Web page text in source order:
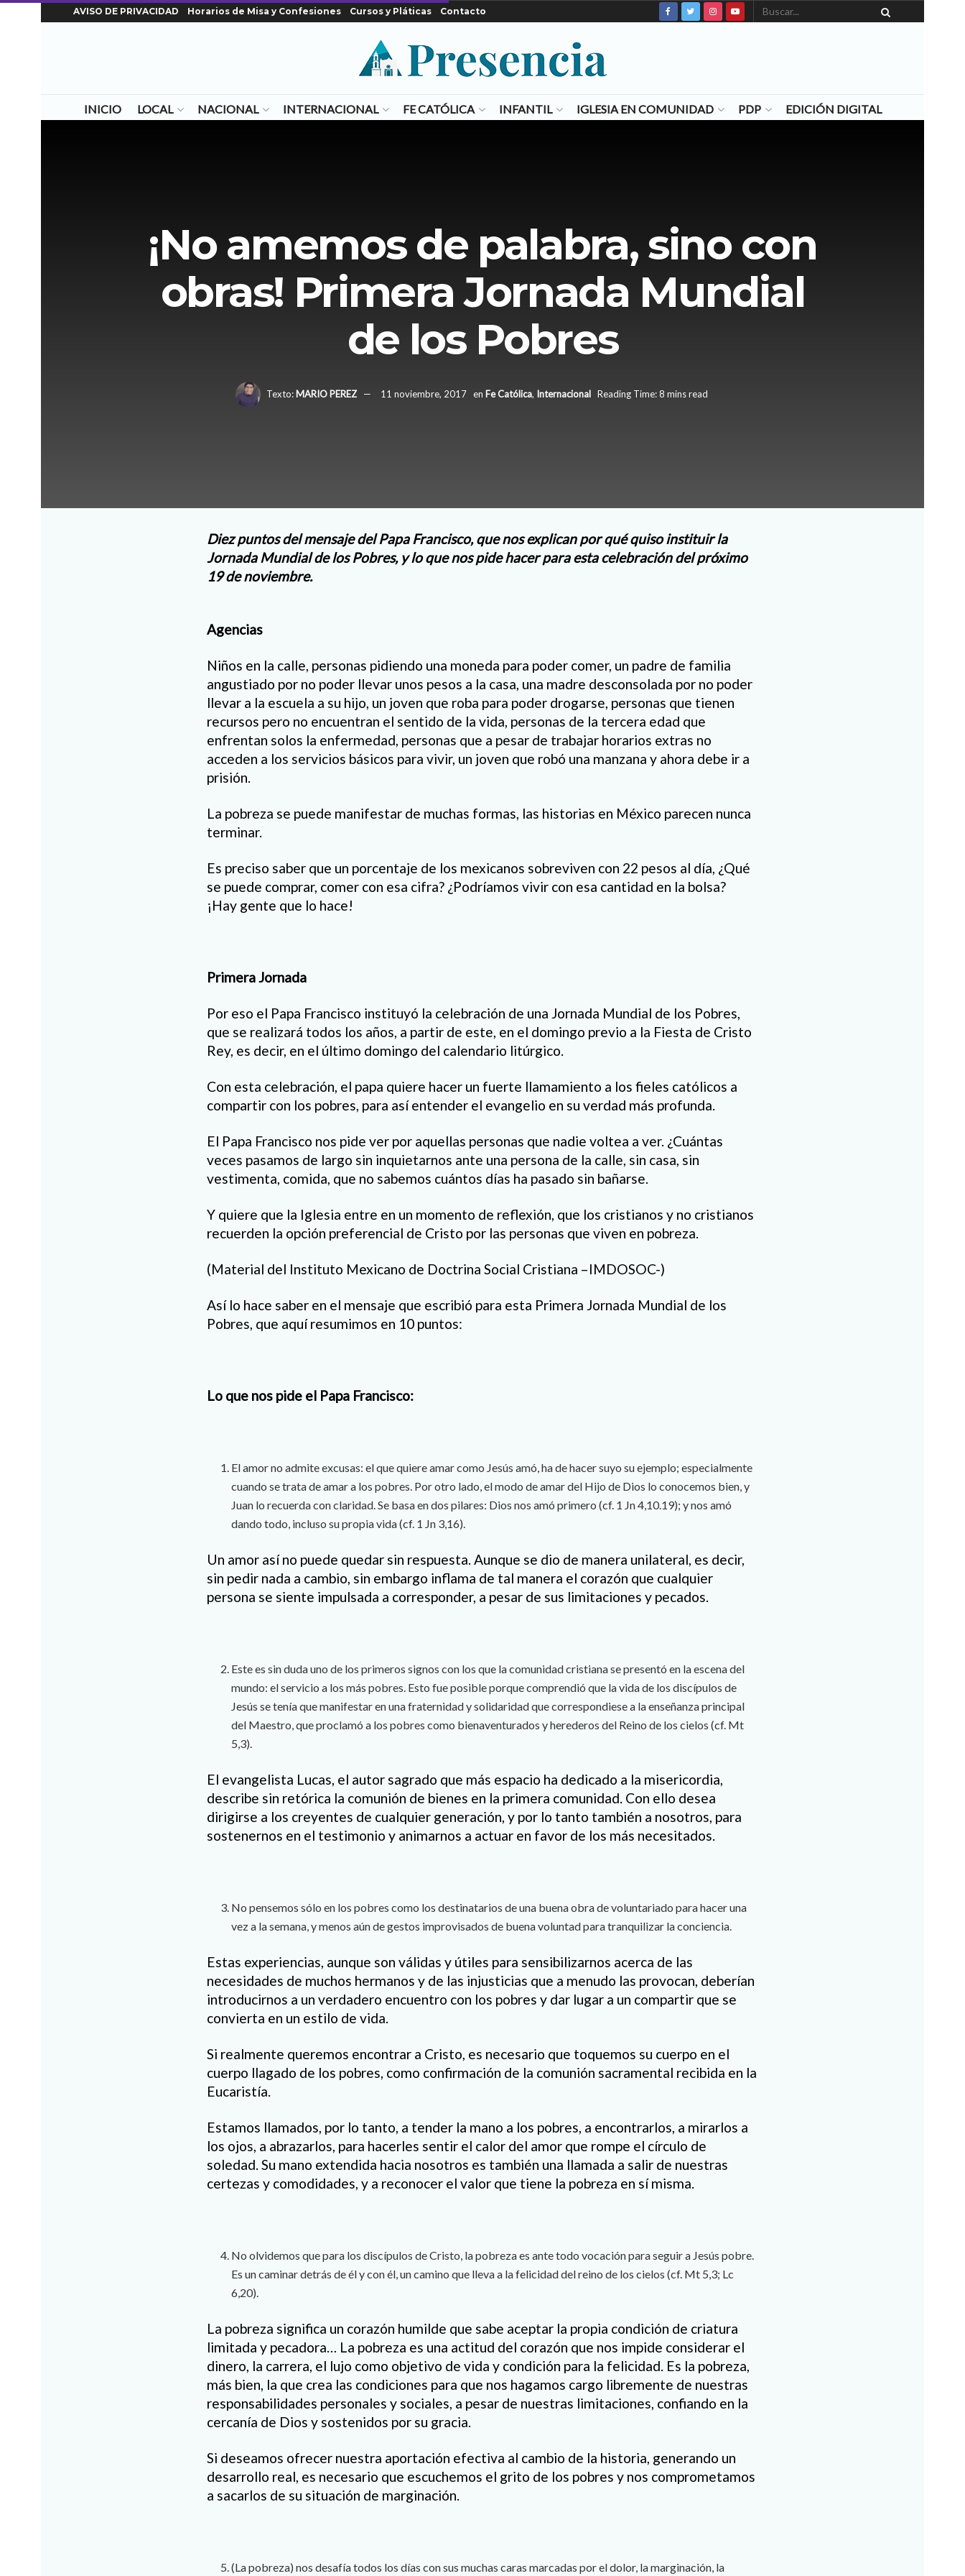
AVISO DE PRIVACIDAD Horarios de Misa y Confesiones Cursos y Pláticas Contacto
INICIO LOCAL NACIONAL INTERNACIONAL FE CATÓLICA INFANTIL IGLESIA EN COMUNIDAD PDP EDICIÓN DIGITAL
¡No amemos de palabra, sino con
obras! Primera Jornada Mundial
de los Pobres
Texto: MARIO PEREZ 11 noviembre, 2017 en Fe Católica, Internacional Reading Time: 8 mins read
Diez puntos del mensaje del Papa Francisco, que nos explican por qué quiso instituir la
Jornada Mundial de los Pobres, y lo que nos pide hacer para esta celebración del próximo
19 de noviembre.
Agencias
Niños en la calle, personas pidiendo una moneda para poder comer, un padre de familia
angustiado por no poder llevar unos pesos a la casa, una madre desconsolada por no poder
llevar a la escuela a su hijo, un joven que roba para poder drogarse, personas que tienen
recursos pero no encuentran el sentido de la vida, personas de la tercera edad que
enfrentan solos la enfermedad, personas que a pesar de trabajar horarios extras no
acceden a los servicios básicos para vivir, un joven que robó una manzana y ahora debe ir a
prisión.
La pobreza se puede manifestar de muchas formas, las historias en México parecen nunca
terminar.
Es preciso saber que un porcentaje de los mexicanos sobreviven con 22 pesos al día, ¿Qué
se puede comprar, comer con esa cifra? ¿Podríamos vivir con esa cantidad en la bolsa?
¡Hay gente que lo hace!
Primera Jornada
Por eso el Papa Francisco instituyó la celebración de una Jornada Mundial de los Pobres,
que se realizará todos los años, a partir de este, en el domingo previo a la Fiesta de Cristo
Rey, es decir, en el último domingo del calendario litúrgico.
Con esta celebración, el papa quiere hacer un fuerte llamamiento a los fieles católicos a
compartir con los pobres, para así entender el evangelio en su verdad más profunda.
El Papa Francisco nos pide ver por aquellas personas que nadie voltea a ver. ¿Cuántas
veces pasamos de largo sin inquietarnos ante una persona de la calle, sin casa, sin
vestimenta, comida, que no sabemos cuántos días ha pasado sin bañarse.
Y quiere que la Iglesia entre en un momento de reflexión, que los cristianos y no cristianos
recuerden la opción preferencial de Cristo por las personas que viven en pobreza.
(Material del Instituto Mexicano de Doctrina Social Cristiana –IMDOSOC-)
Así lo hace saber en el mensaje que escribió para esta Primera Jornada Mundial de los
Pobres, que aquí resumimos en 10 puntos:
Lo que nos pide el Papa Francisco:
El amor no admite excusas: el que quiere amar como Jesús amó, ha de hacer suyo su ejemplo; especialmente
cuando se trata de amar a los pobres. Por otro lado, el modo de amar del Hijo de Dios lo conocemos bien, y
Juan lo recuerda con claridad. Se basa en dos pilares: Dios nos amó primero (cf. 1 Jn 4,10.19); y nos amó
dando todo, incluso su propia vida (cf. 1 Jn 3,16).
Un amor así no puede quedar sin respuesta. Aunque se dio de manera unilateral, es decir,
sin pedir nada a cambio, sin embargo inflama de tal manera el corazón que cualquier
persona se siente impulsada a corresponder, a pesar de sus limitaciones y pecados.
Este es sin duda uno de los primeros signos con los que la comunidad cristiana se presentó en la escena del
mundo: el servicio a los más pobres. Esto fue posible porque comprendió que la vida de los discípulos de
Jesús se tenía que manifestar en una fraternidad y solidaridad que correspondiese a la enseñanza principal
del Maestro, que proclamó a los pobres como bienaventurados y herederos del Reino de los cielos (cf. Mt
5,3).
El evangelista Lucas, el autor sagrado que más espacio ha dedicado a la misericordia,
describe sin retórica la comunión de bienes en la primera comunidad. Con ello desea
dirigirse a los creyentes de cualquier generación, y por lo tanto también a nosotros, para
sostenernos en el testimonio y animarnos a actuar en favor de los más necesitados.
No pensemos sólo en los pobres como los destinatarios de una buena obra de voluntariado para hacer una
vez a la semana, y menos aún de gestos improvisados de buena voluntad para tranquilizar la conciencia.
Estas experiencias, aunque son válidas y útiles para sensibilizarnos acerca de las
necesidades de muchos hermanos y de las injusticias que a menudo las provocan, deberían
introducirnos a un verdadero encuentro con los pobres y dar lugar a un compartir que se
convierta en un estilo de vida.
Si realmente queremos encontrar a Cristo, es necesario que toquemos su cuerpo en el
cuerpo llagado de los pobres, como confirmación de la comunión sacramental recibida en la
Eucaristía.
Estamos llamados, por lo tanto, a tender la mano a los pobres, a encontrarlos, a mirarlos a
los ojos, a abrazarlos, para hacerles sentir el calor del amor que rompe el círculo de
soledad. Su mano extendida hacia nosotros es también una llamada a salir de nuestras
certezas y comodidades, y a reconocer el valor que tiene la pobreza en sí misma.
No olvidemos que para los discípulos de Cristo, la pobreza es ante todo vocación para seguir a Jesús pobre.
Es un caminar detrás de él y con él, un camino que lleva a la felicidad del reino de los cielos (cf. Mt 5,3; Lc
6,20).
La pobreza significa un corazón humilde que sabe aceptar la propia condición de criatura
limitada y pecadora… La pobreza es una actitud del corazón que nos impide considerar el
dinero, la carrera, el lujo como objetivo de vida y condición para la felicidad. Es la pobreza,
más bien, la que crea las condiciones para que nos hagamos cargo libremente de nuestras
responsabilidades personales y sociales, a pesar de nuestras limitaciones, confiando en la
cercanía de Dios y sostenidos por su gracia.
Si deseamos ofrecer nuestra aportación efectiva al cambio de la historia, generando un
desarrollo real, es necesario que escuchemos el grito de los pobres y nos comprometamos
a sacarlos de su situación de marginación.
(La pobreza) nos desafía todos los días con sus muchas caras marcadas por el dolor, la marginación, la